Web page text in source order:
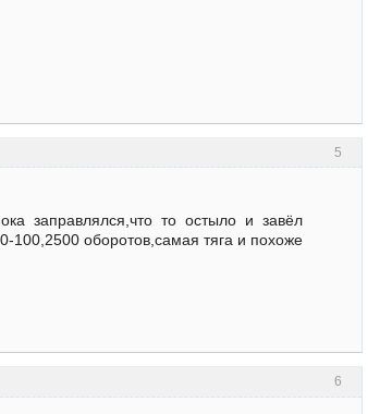
5
заправлялся,что то остыло и завёл
100,2500 оборотов,самая тяга и похоже
6